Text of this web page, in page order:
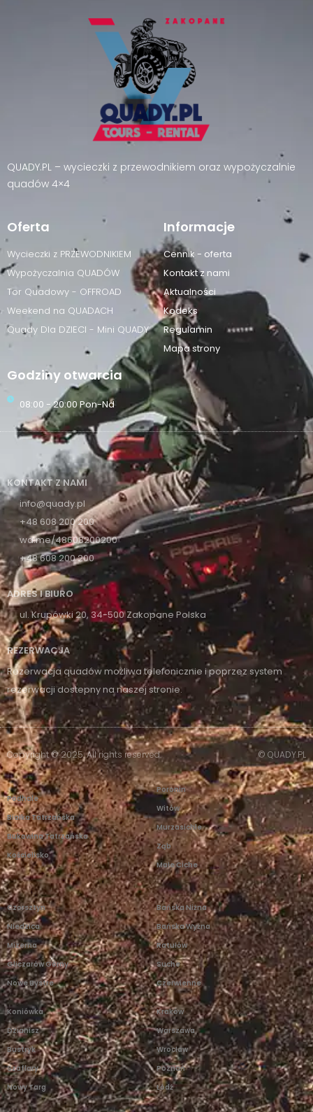
QUADY.PL – wycieczki z przewodnikiem oraz wypożyczalnie
quadów 4×4
Oferta
Wycieczki z PRZEWODNIKIEM
Wypożyczalnia QUADÓW
Tor Quadowy - OFFROAD
Weekend na QUADACH
Quady Dla DZIECI - Mini QUADY
Informacje
Cennik - oferta
Kontakt z nami
Aktualności
Kodeks
Regulamin
Mapa strony
Godziny otwarcia
08:00 - 20:00 Pon-Nd
KONTAKT Z NAMI
info@quady.pl
+48 608 200 200
wa.me/48608200200
+48 608 200 200
ADRES I BIURO
ul. Krupówki 20, 34-500 Zakopane Polska
REZERWACJA
Rezerwacja quadów możliwa telefonicznie i poprzez system
rezerwacji dostepny na naszej stronie.
Copyright © 2025. All rights reserved. © QUADY.PL
Podhale
Białka Tatrzańska
Bukowina Tatrzańska
Kościelisko
Poronin
Witów
Murzasichle
Ząb
Małe Ciche
Czorsztyn
Niedzica
Mizerna
Gliczarów Górny
Nowe Bystre
Bańska Niżna
Bańska Wyżna
Ratułów
Suche
Czerwienne
Koniówka
Dzianisz
Bustryk
Szaflary
Nowy Targ
Kraków
Warszawa
Wrocław
Poznań
Łódź